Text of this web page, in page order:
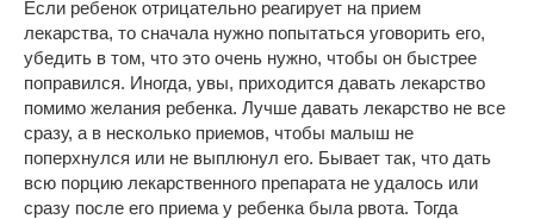
Если ребенок отрицательно реагирует на прием
лекарства, то сначала нужно попытаться уговорить его,
убедить в том, что это очень нужно, чтобы он быстрее
поправился. Иногда, увы, приходится давать лекарство
помимо желания ребенка. Лучше давать лекарство не все
сразу, а в несколько приемов, чтобы малыш не
поперхнулся или не выплюнул его. Бывает так, что дать
всю порцию лекарственного препарата не удалось или
сразу после его приема у ребенка была рвота. Тогда